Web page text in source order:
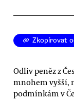
Zkopírovat
Odliv peněz z
mnohem vyšší,
podmínkám v